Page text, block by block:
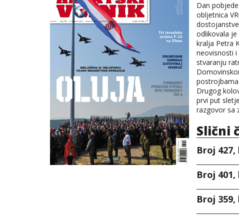
Dan
obljetnica
odlikovala je
kralja Petra
neovisnosti i
stvaranju
postrojbama
Drugog
prvi put
razgovor sa
Slični
Broj 427,
Broj 401,
Broj 359,